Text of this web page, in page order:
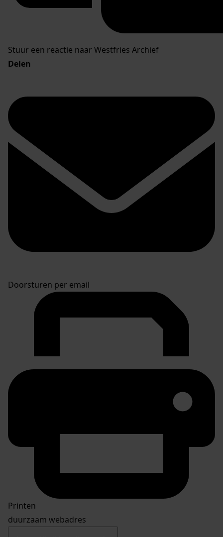
Stuur een reactie naar Westfries Archief
Delen
Doorsturen per email
Printen
duurzaam webadres